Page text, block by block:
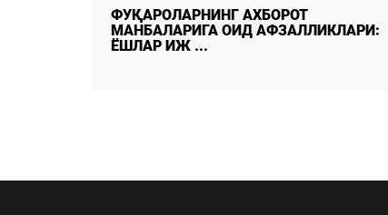
Умуммиллий бирдамлик: тараққиётнинг
мустаҳкам пойдевори